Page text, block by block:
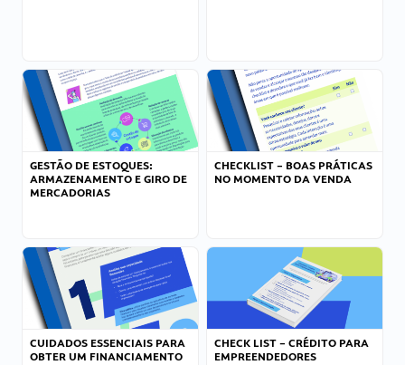
GESTÃO DE ESTOQUES:
ARMAZENAMENTO E GIRO DE
MERCADORIAS
CHECKLIST – BOAS PRÁTICAS
NO MOMENTO DA VENDA
CUIDADOS ESSENCIAIS PARA
OBTER UM FINANCIAMENTO
CHECK LIST – CRÉDITO PARA
EMPREENDEDORES